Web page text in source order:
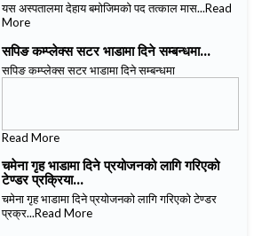
यस अस्पतालमा देहाय बमोजिमको पद तत्काल मास...Read
More
सपिङ कम्प्लेक्स सटर भाडामा दिने सम्बन्धमा...
सपिङ कम्प्लेक्स सटर भाडामा दिने सम्बन्धमा
Read More
चमेना गृह भाडामा दिने प्रयोजनको लागि गरिएको
टेण्डर प्रक्रिया...
चमेना गृह भाडामा दिने प्रयोजनको लागि गरिएको टेण्डर
प्रक्र...Read More